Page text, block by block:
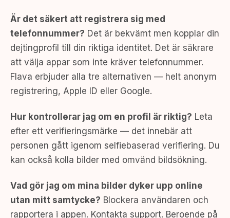
Är det säkert att registrera sig med
telefonnummer? Det är bekvämt men kopplar din
dejtingprofil till din riktiga identitet. Det är säkrare
att välja appar som inte kräver telefonnummer.
Flava erbjuder alla tre alternativen — helt anonym
registrering, Apple ID eller Google.
Hur kontrollerar jag om en profil är riktig? Leta
efter ett verifieringsmärke — det innebär att
personen gått igenom selfiebaserad verifiering. Du
kan också kolla bilder med omvänd bildsökning.
Vad gör jag om mina bilder dyker upp online
utan mitt samtycke? Blockera användaren och
rapportera i appen. Kontakta support. Beroende på